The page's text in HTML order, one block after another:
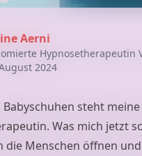
Aerni
Hypnosetherapeutin
2024
steht
Was mich jetzt
die Menschen öffnen